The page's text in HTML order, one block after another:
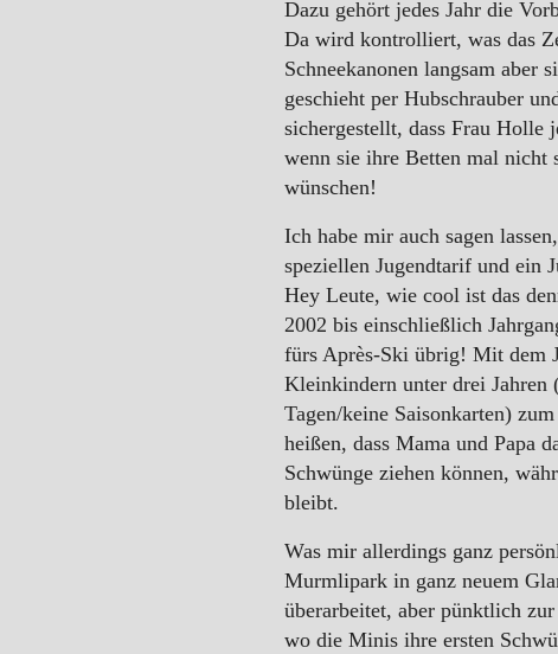
WINTER
Dazu gehört jedes Jahr die
Da wird kontrolliert, was das
Schneekanonen langsam aber
geschieht per Hubschrauber
sichergestellt, dass Frau Holle
wenn sie ihre Betten mal nicht
wünschen!
Ich habe mir auch sagen
speziellen Jugendtarif und
Hey Leute, wie cool ist das
2002 bis einschließlich
fürs Après-Ski übrig! Mit dem
Kleinkindern unter drei Jahren
Tagen/keine Saisonkarten)
heißen, dass Mama und Papa
Schwünge ziehen können,
bleibt.
Was mir allerdings ganz
Murmlipark in ganz neuem
überarbeitet, aber pünktlich
wo die Minis ihre ersten